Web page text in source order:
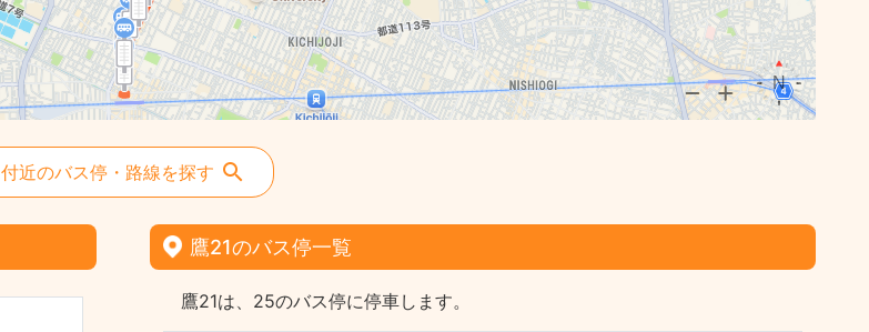
付近のバス停・路線を探す
鷹21のバス停一覧
鷹21は、25のバス停に停車します。